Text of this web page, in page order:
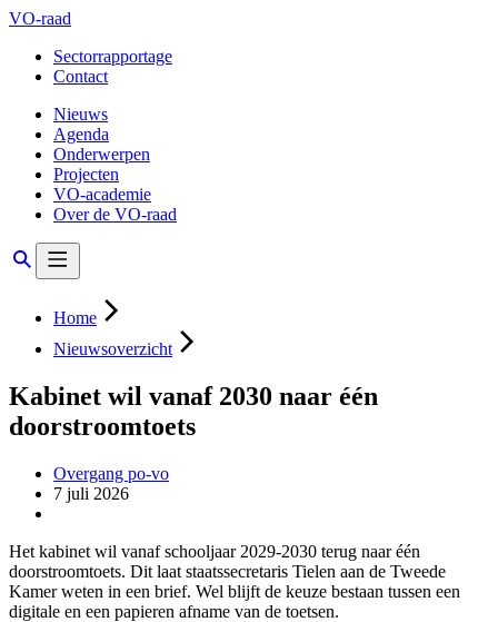
VO-raad
Sectorrapportage
Contact
Nieuws
Agenda
Onderwerpen
Projecten
VO-academie
Over de VO-raad
Home
Nieuwsoverzicht
Kabinet wil vanaf 2030 naar één
doorstroomtoets
Overgang po-vo
7 juli 2026
Het kabinet wil vanaf schooljaar 2029-2030 terug naar één
doorstroomtoets. Dit laat staatssecretaris Tielen aan de Tweede
Kamer weten in een brief. Wel blijft de keuze bestaan tussen een
digitale en een papieren afname van de toetsen.